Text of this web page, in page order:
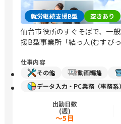
就労継続支援B型 空きあり
仙台市役所のすぐそばで、一
援B型事業所「結っ人(むすび
仕事内容
その他
動画編集
データ入力・PC業務（事務系）
出勤日数
(週)
～5日